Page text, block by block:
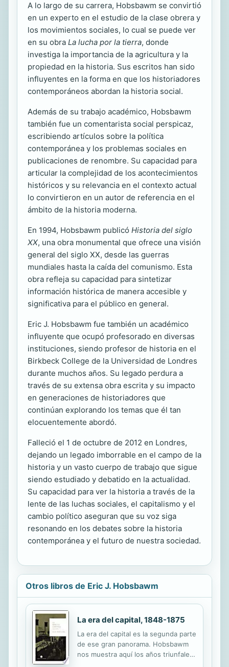
A lo largo de su carrera, Hobsbawm se convirtió
en un experto en el estudio de la clase obrera y
los movimientos sociales, lo cual se puede ver
en su obra La lucha por la tierra, donde
investiga la importancia de la agricultura y la
propiedad en la historia. Sus escritos han sido
influyentes en la forma en que los historiadores
contemporáneos abordan la historia social.
Además de su trabajo académico, Hobsbawm
también fue un comentarista social perspicaz,
escribiendo artículos sobre la política
contemporánea y los problemas sociales en
publicaciones de renombre. Su capacidad para
articular la complejidad de los acontecimientos
históricos y su relevancia en el contexto actual
lo convirtieron en un autor de referencia en el
ámbito de la historia moderna.
En 1994, Hobsbawm publicó Historia del siglo
XX, una obra monumental que ofrece una visión
general del siglo XX, desde las guerras
mundiales hasta la caída del comunismo. Esta
obra refleja su capacidad para sintetizar
información histórica de manera accesible y
significativa para el público en general.
Eric J. Hobsbawm fue también un académico
influyente que ocupó profesorado en diversas
instituciones, siendo profesor de historia en el
Birkbeck College de la Universidad de Londres
durante muchos años. Su legado perdura a
través de su extensa obra escrita y su impacto
en generaciones de historiadores que
continúan explorando los temas que él tan
elocuentemente abordó.
Falleció el 1 de octubre de 2012 en Londres,
dejando un legado imborrable en el campo de la
historia y un vasto cuerpo de trabajo que sigue
siendo estudiado y debatido en la actualidad.
Su capacidad para ver la historia a través de la
lente de las luchas sociales, el capitalismo y el
cambio político aseguran que su voz siga
resonando en los debates sobre la historia
contemporánea y el futuro de nuestra sociedad.
Otros libros de Eric J. Hobsbawm
La era del capital, 1848-1875
La era del capital es la segunda parte
de ese gran panorama. Hobsbawm
nos muestra aquí los años triunfales